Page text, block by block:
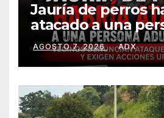
Jauría de perros
atacado a una
adulta mayor
presuntamente
vida en
AGOSTO 7, 2026 ADX